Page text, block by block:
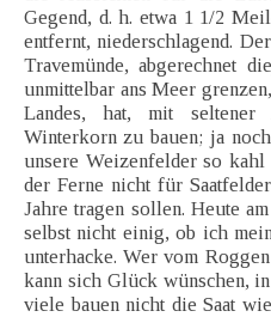
Gegend, d. h. etwa 1 1/2
entfernt, niederschlagend.
Travemünde, abgerechnet
unmittelbar ans Meer
Landes, hat, mit seltener
Winterkorn zu bauen; ja
unsere Weizenfelder so kahl
der Ferne nicht für
Jahre tragen sollen. Heute
selbst nicht einig, ob ich
unterhacke. Wer vom
kann sich Glück wünschen,
viele bauen nicht die Saat